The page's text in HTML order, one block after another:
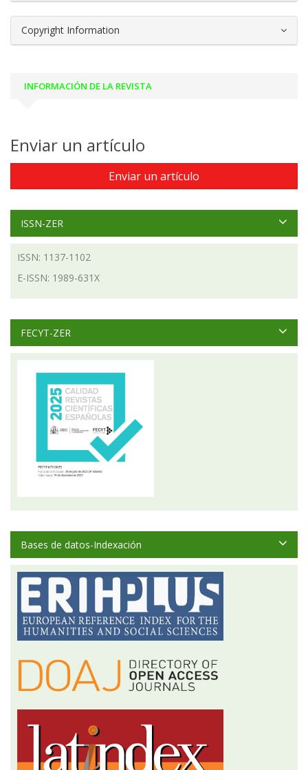
Copyright Information
INFORMACIÓN DE LA REVISTA
Enviar un artículo
Enviar un artículo
ISSN-ZER
ISSN: 1137-1102
E-ISSN: 1989-631X
FECYT-ZER
Bases de datos-Indexación